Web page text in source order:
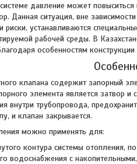
давление может
Данная ситуация, вне
риски, устанавливаются
рабочей среды. В
особенностям
клапана содержит запорный
элемента является затвор
внутри трубопровода,
и клапан закрывается.
можно применять для:
контура системы отопления,
водоснабжения с